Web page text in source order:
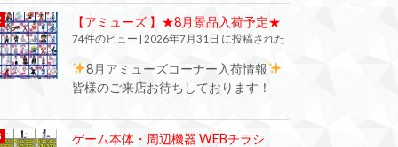
【アミューズ 】★8月景品入荷予定★
74件のビュー 2026年7月31日 に投稿された
8月アミューズコーナー入荷情報
皆様のご来店お待ちしております！
ゲーム本体・周辺機器 WEBチラシ